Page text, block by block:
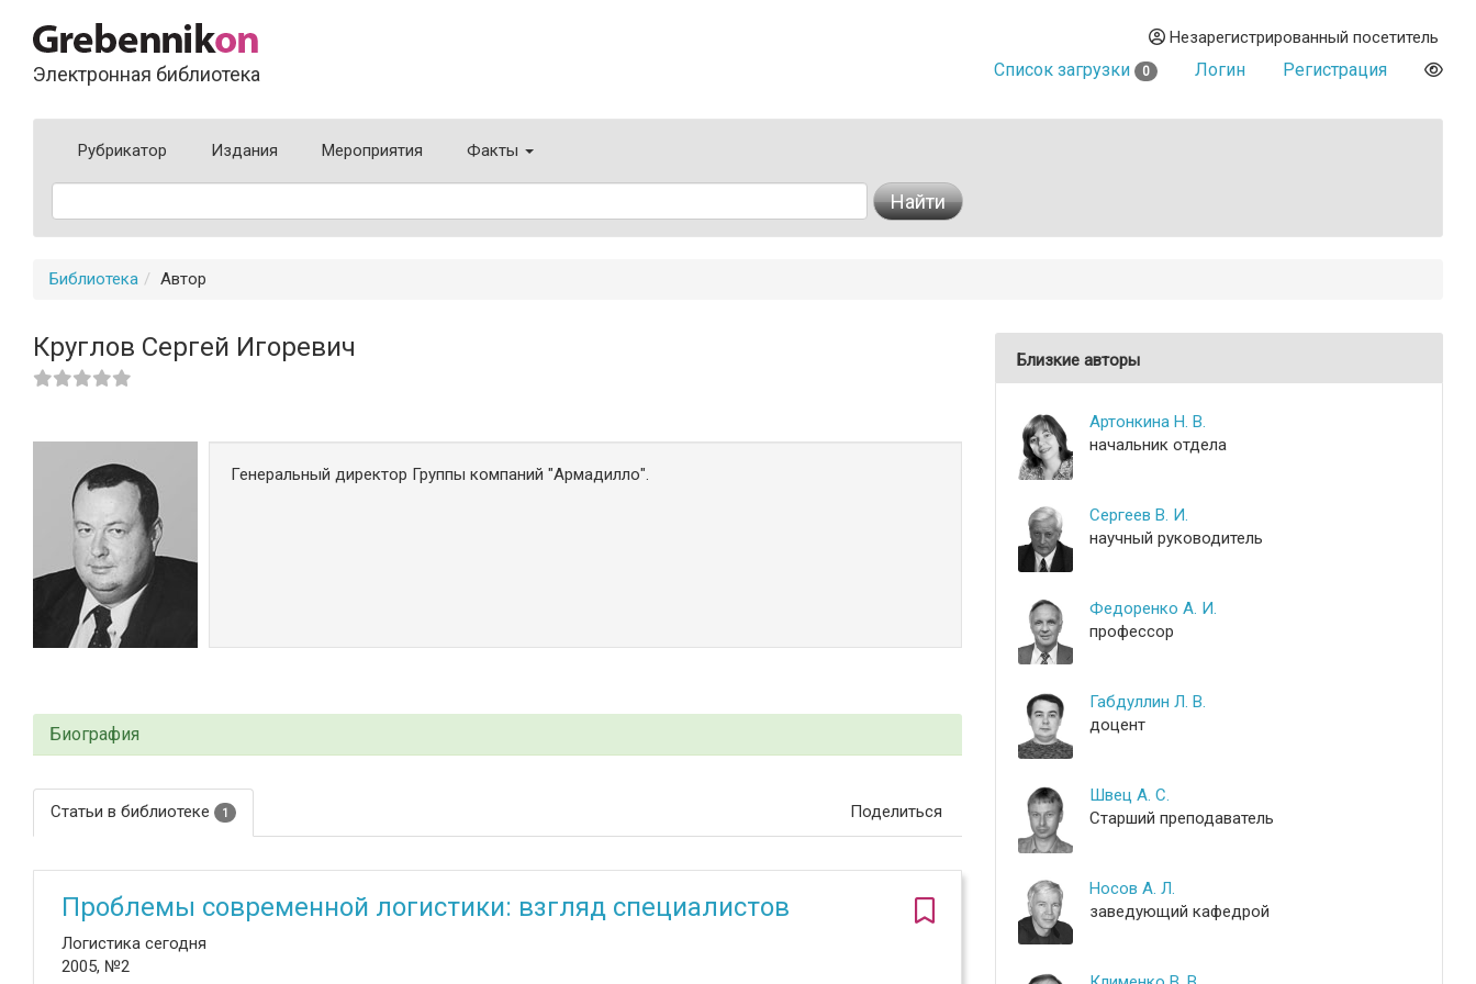
Электронная библиотека
Незарегистрированный посетитель
Список загрузки 0 Логин Регистрация
Рубрикатор Издания Мероприятия Факты
Найти
Библиотека Автор
Круглов Сергей Игоревич
Генеральный директор Группы компаний "Армадилло".
Биография
Статьи в библиотеке 1 Поделиться
Проблемы современной логистики: взгляд специалистов
Логистика сегодня
2005, №2
Близкие авторы
Артонкина Н. В.
начальник отдела
Сергеев В. И.
научный руководитель
Федоренко А. И.
профессор
Габдуллин Л. В.
доцент
Швец А. С.
Старший преподаватель
Носов А. Л.
заведующий кафедрой